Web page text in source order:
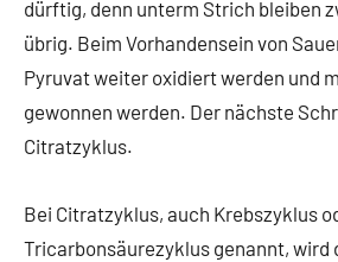
dürftig, denn unterm Strich bleiben
übrig. Beim Vorhandensein von
Pyruvat weiter oxidiert werden und
gewonnen werden. Der nächste
Citratzyklus.
Bei Citratzyklus, auch Krebszyklus
Tricarbonsäurezyklus genannt, wird